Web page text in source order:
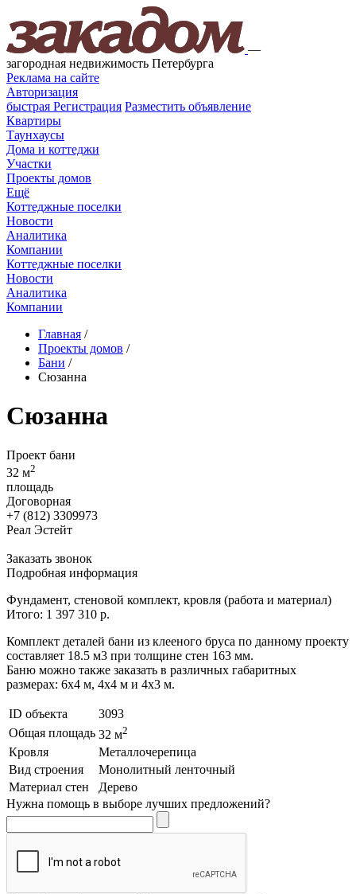
—
загородная недвижимость Петербурга
Реклама на сайте
Авторизация
быстрая Регистрация Разместить объявление
Квартиры
Таунхаусы
Дома и коттеджи
Участки
Проекты домов
Ещё
Коттеджные поселки
Новости
Аналитика
Компании
Коттеджные поселки
Новости
Аналитика
Компании
Главная /
Проекты домов /
Бани /
Сюзанна
Сюзанна
Проект бани
32 м2
площадь
Договорная
+7 (812) 3309973
Реал Эстейт
Заказать звонок
Подробная информация
Фундамент, стеновой комплект, кровля (работа и материал)
Итого: 1 397 310 р.
Комплект деталей бани из клееного бруса по данному проекту
составляет 18.5 м3 при толщине стен 163 мм.
Баню можно также заказать в различных габаритных
размерах: 6х4 м, 4х4 м и 4х3 м.
ID объекта
3093
Общая площадь 32 м2
Кровля
Металлочерепица
Вид строения
Монолитный ленточный
Материал стен
Дерево
Нужна помощь в выборе лучших предложений?